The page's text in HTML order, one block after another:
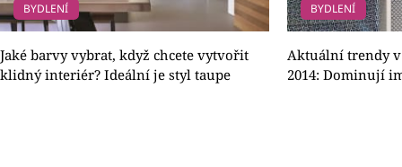
BYDLENÍ
Jaké barvy vybrat, když chcete vytvořit
klidný interiér? Ideální je styl taupe
BYDLENÍ
Aktuální trendy
2014: Dominují